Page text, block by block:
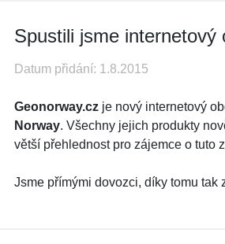
Spustili jsme internetový
Datum přidání: 1.8.2015
Geonorway.cz je nový internetový
Norway. Všechny jejich produkty
větší přehlednost pro zájemce o tuto
Jsme přímými dovozci, díky tomu tak